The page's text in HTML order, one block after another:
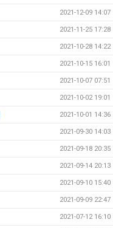
2021-12-09 14:07
2021-11-25 17:28
2021-10-28 14:22
2021-10-15 16:01
2021-10-07 07:51
2021-10-02 19:01
2021-10-01 14:36
2021-09-30 14:03
2021-09-18 20:35
2021-09-14 20:13
2021-09-10 15:40
2021-09-09 22:47
2021-07-12 16:10